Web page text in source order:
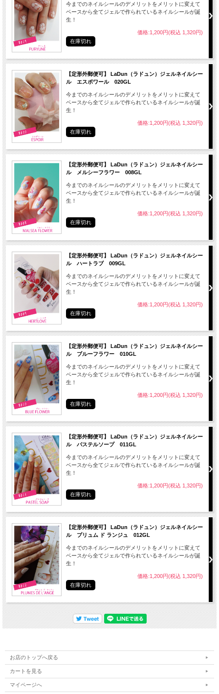
● シールの端部から付属のファイルでやさしくこするようにしてゆっくりはがして
下さい。
● はがした後はキューティクルオイル等で爪全体をマッサージして下さい。
● はがす時はお湯に３０秒くらい浸けると剥がしやすくなります。
● 開封後、ご使用にならないシートは元のビニールの袋に入れて保管してくださ
い。
● 開封後は３ヶ月以内にご使用ください。
● 長時間の連続使用は、お控えください。
● アレルギー体質の方、爪に異常のある場合は使用しないでください。
● 爪に異常を感じたら直ちに使用を中止し、皮膚科専門医等へご相談ください。
● 長時間の水仕事や入浴をした場合はシールがはがれやすくなることがあります。
● 本来の目的以外のご使用はおやめください。
● トップコートをご使用の際は火気にご注意ください。
● 子供の手の届かない場所に保管してください。
● 極端に低温、または高温多湿の場所、直射日光の当たる場所に保管しないでくだ
さい。
シール20枚、付属のファイル1本
中国
※ 商品画像は、ご覧のモニター・画面環境により画像の色味が実際と多少異なる
場合がございます。
予めご了承ください。
今までのネイルシールのデメリットをメリットに変えて
ベースから全てジェルで作られているネイルシールが誕
生！
価格:1,200円(税込 1,320円)
在庫切れ
【定形外郵便可】 LaDun（ラドュン）ジェルネイルシー
ル エスポワール 020GL
今までのネイルシールのデメリットをメリットに変えて
ベースから全てジェルで作られているネイルシールが誕
生！
価格:1,200円(税込 1,320円)
在庫切れ
【定形外郵便可】 LaDun（ラドュン）ジェルネイルシー
ル メルシーフラワー 008GL
今までのネイルシールのデメリットをメリットに変えて
ベースから全てジェルで作られているネイルシールが誕
生！
価格:1,200円(税込 1,320円)
在庫切れ
【定形外郵便可】 LaDun（ラドュン）ジェルネイルシー
ル ハートラブ 009GL
今までのネイルシールのデメリットをメリットに変えて
ベースから全てジェルで作られているネイルシールが誕
生！
価格:1,200円(税込 1,320円)
在庫切れ
【定形外郵便可】 LaDun（ラドュン）ジェルネイルシー
ル ブルーフラワー 010GL
今までのネイルシールのデメリットをメリットに変えて
ベースから全てジェルで作られているネイルシールが誕
生！
価格:1,200円(税込 1,320円)
在庫切れ
【定形外郵便可】 LaDun（ラドュン）ジェルネイルシー
ル パステルソープ 011GL
今までのネイルシールのデメリットをメリットに変えて
ベースから全てジェルで作られているネイルシールが誕
生！
価格:1,200円(税込 1,320円)
在庫切れ
【定形外郵便可】 LaDun（ラドュン）ジェルネイルシー
ル プリュム ド ランジュ 012GL
今までのネイルシールのデメリットをメリットに変えて
ベースから全てジェルで作られているネイルシールが誕
生！
価格:1,200円(税込 1,320円)
在庫切れ
お店のトップへ戻る
カートを見る
マイページへ